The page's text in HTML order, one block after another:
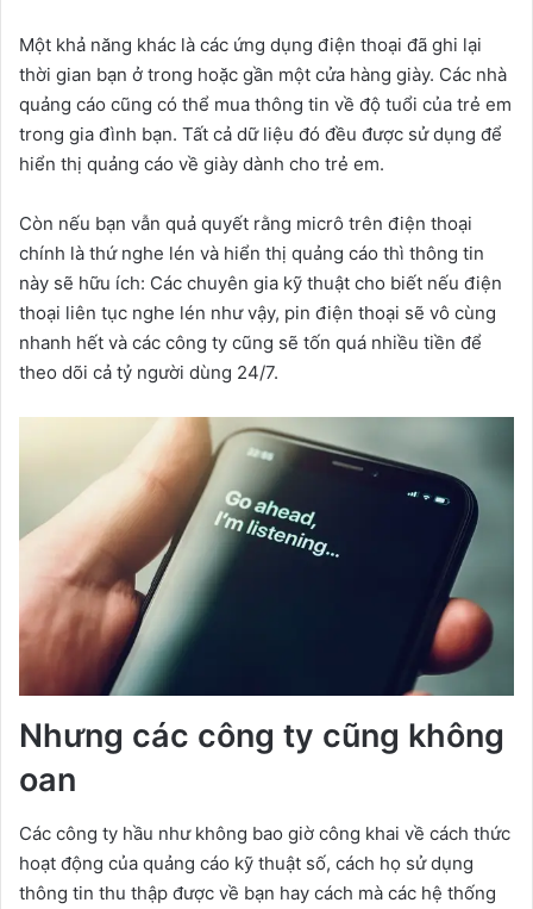
Một khả năng khác là các ứng dụng điện thoại đã ghi lại
thời gian bạn ở trong hoặc gần một cửa hàng giày. Các nhà
quảng cáo cũng có thể mua thông tin về độ tuổi của trẻ em
trong gia đình bạn. Tất cả dữ liệu đó đều được sử dụng để
hiển thị quảng cáo về giày dành cho trẻ em.
Còn nếu bạn vẫn quả quyết rằng micrô trên điện thoại
chính là thứ nghe lén và hiển thị quảng cáo thì thông tin
này sẽ hữu ích: Các chuyên gia kỹ thuật cho biết nếu điện
thoại liên tục nghe lén như vậy, pin điện thoại sẽ vô cùng
nhanh hết và các công ty cũng sẽ tốn quá nhiều tiền để
theo dõi cả tỷ người dùng 24/7.
Nhưng các công ty cũng không
oan
Các công ty hầu như không bao giờ công khai về cách thức
hoạt động của quảng cáo kỹ thuật số, cách họ sử dụng
thông tin thu thập được về bạn hay cách mà các hệ thống